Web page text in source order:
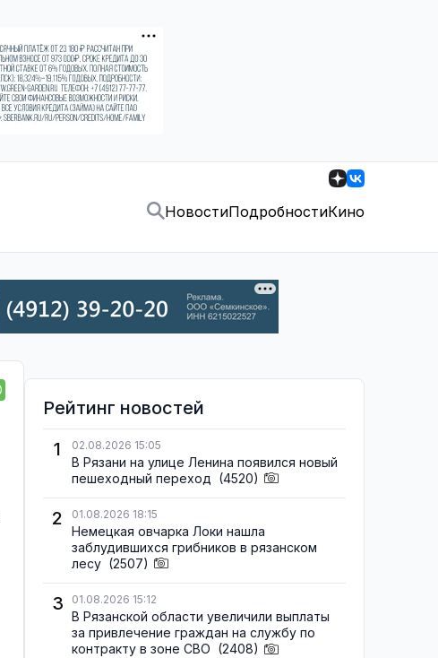
НовостиПодробностиКино
Рейтинг новостей
1
02.08.2026 15:05
В Рязани на улице Ленина появился новый
пешеходный переход (4520)
2 01.08.2026 18:15
Немецкая овчарка Локи нашла
заблудившихся грибников в рязанском
лесу (2507)
3 01.08.2026 15:12
В Рязанской области увеличили выплаты
за привлечение граждан на службу по
контракту в зоне СВО (2408)